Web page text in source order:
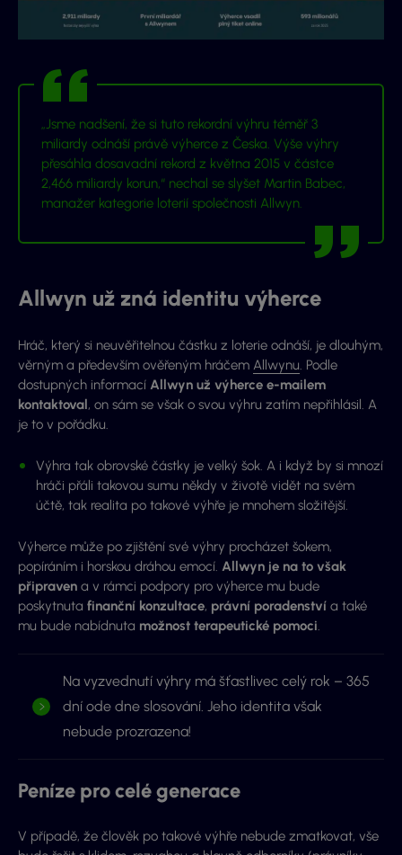
„Jsme nadšení, že si tuto rekordní výhru téměř 3
miliardy odnáší právě výherce z Česka. Výše výhry
přesáhla dosavadní rekord z května 2015 v částce
2,466 miliardy korun,“ nechal se slyšet Martin Babec,
manažer kategorie loterií společnosti Allwyn.
Allwyn už zná identitu výherce
Hráč, který si neuvěřitelnou částku z loterie odnáší, je dlouhým,
věrným a především ověřeným hráčem Allwynu. Podle
dostupných informací Allwyn už výherce e-mailem
kontaktoval, on sám se však o svou výhru zatím nepřihlásil. A
je to v pořádku.
Výhra tak obrovské částky je velký šok. A i když by si mnozí
hráči přáli takovou sumu někdy v životě vidět na svém
účtě, tak realita po takové výhře je mnohem složitější.
Výherce může po zjištění své výhry procházet šokem,
popíráním i horskou dráhou emocí. Allwyn je na to však
připraven a v rámci podpory pro výherce mu bude
poskytnuta finanční konzultace, právní poradenství a také
mu bude nabídnuta možnost terapeutické pomoci.
Na vyzvednutí výhry má šťastlivec celý rok – 365
dní ode dne slosování. Jeho identita však
nebude prozrazena!
Peníze pro celé generace
V případě, že člověk po takové výhře nebude zmatkovat, vše